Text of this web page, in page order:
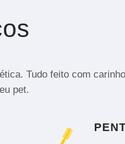
Tudo feito com
pet.